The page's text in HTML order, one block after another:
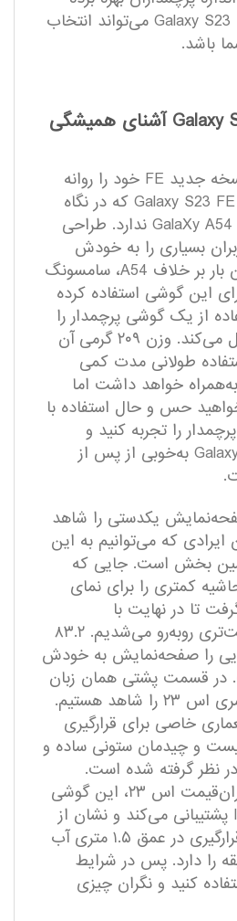
باشد، سامسونگ Galaxy S23 FE می‌تواند انتخاب
باشد.
سامسونگ Galaxy S23 FE آشنای همیشگی
بالاخره سامسونگ نسخه جدید FE خود را روانه
بازار کرد. سامسونگ Galaxy S23 FE که در نگاه
اول تفاوت خاصی با GalaXy A54 ندارد. طراحی
بسیاری را به خودش
جلب کرده است. این بار بر خلاف A54، سامسونگ
این گوشی استفاده کرده
از یک گوشی پرچمدار را
به‌خوبی به شما منتقل می‌کند. وزن ۲۰۹ گرمی آن
طولانی مدت کمی
خواهد داشت اما
حس و حال استفاده با
را تجربه کنید و
سامسونگ Galaxy S23 FE به‌خوبی از پس از
یکدستی را شاهد
که می‌توانیم به این
بخش است. جایی که
کمتری را برای نمای
تا در نهایت با
صفحه‌نمایش یکدست‌تری روبه‌رو می‌شدیم. ۸۳.۲
را صفحه‌نمایش به خودش
قسمت پشتی همان زبان
طراحی پرچمداران سری اس ۲۳ را شاهد هستیم.
خاصی برای قرار‌گیری
و چیدمان ستونی ساده و
نظر گرفته شده است.
همانند پرچمداران گران‌قیمت اس ۲۳، این گوشی
هم از استاندارد IP68 پشتیبانی می‌کند و نشان از
آن دارد که توانایی قرار‌گیری در عمق ۱.۵ متری آب
زمان ۳۰ دقیقه را دارد. پس در شرایط
کنید و نگران چیزی